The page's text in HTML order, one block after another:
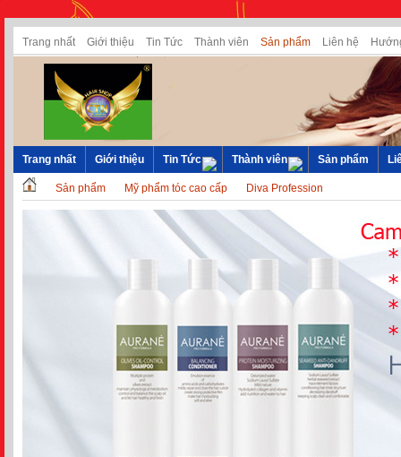
Trang nhất Giới thiệu Tin Tức Thành viên Sản phẩm Liên hệ
Trang nhất Giới thiệu Tin Tức Thành viên Sản phẩm
Sản phẩm Mỹ phẩm tóc cao cấp Diva Profession